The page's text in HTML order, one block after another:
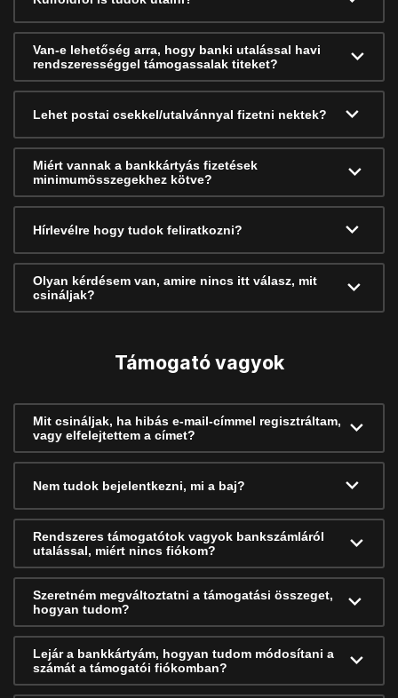
Van-e lehetőség arra, hogy banki utalással havi
rendszerességgel támogassalak titeket?
Lehet postai csekkel/utalvánnyal fizetni nektek?
Miért vannak a bankkártyás fizetések
minimumösszegekhez kötve?
Hírlevélre hogy tudok feliratkozni?
Olyan kérdésem van, amire nincs itt válasz, mit
csináljak?
Támogató vagyok
Mit csináljak, ha hibás e-mail-címmel regisztráltam,
vagy elfelejtettem a címet?
Nem tudok bejelentkezni, mi a baj?
Rendszeres támogatótok vagyok bankszámláról
utalással, miért nincs fiókom?
Szeretném megváltoztatni a támogatási összeget,
hogyan tudom?
Lejár a bankkártyám, hogyan tudom módosítani a
számát a támogatói fiókomban?